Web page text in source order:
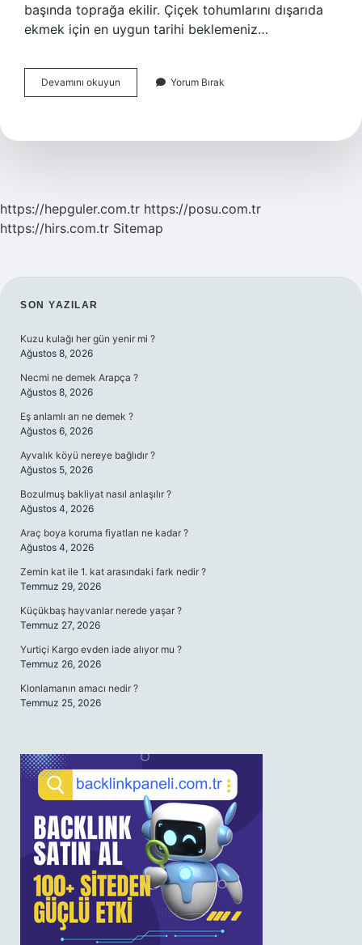
başında toprağa ekilir. Çiçek tohumlarını dışarıda
ekmek için en uygun tarihi beklemeniz…
Devamını okuyun
Güzeli
Zaman
Yorum Bırak
https://hepguler.com.tr https://posu.com.tr
https://hirs.com.tr Sitemap
SIDEBAR
SON YAZILAR
Kuzu kulağı her gün yenir mi ?
Ağustos 8, 2026
Necmi ne demek Arapça ?
Ağustos 8, 2026
Eş anlamlı arı ne demek ?
Ağustos 6, 2026
Ayvalık köyü nereye bağlıdır ?
Ağustos 5, 2026
Bozulmuş bakliyat nasıl anlaşılır ?
Ağustos 4, 2026
Araç boya koruma fiyatları ne kadar ?
Ağustos 4, 2026
Zemin kat ile 1. kat arasındaki fark nedir ?
Temmuz 29, 2026
Küçükbaş hayvanlar nerede yaşar ?
Temmuz 27, 2026
Yurtiçi Kargo evden iade alıyor mu ?
Temmuz 26, 2026
Klonlamanın amacı nedir ?
Temmuz 25, 2026